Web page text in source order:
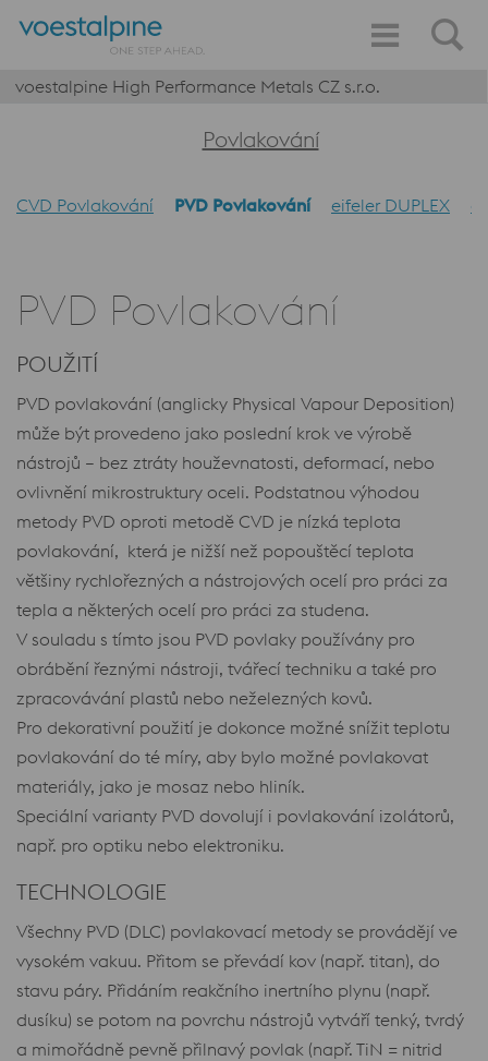
voestalpine High Performance Metals CZ s.r.o.
Povlakování
CVD Povlakování PVD Povlakování eifeler DUPLEX
PVD Povlakování
POUŽITÍ
PVD povlakování (anglicky Physical Vapour Deposition)
může být provedeno jako poslední krok ve výrobě
nástrojů – bez ztráty houževnatosti, deformací, nebo
ovlivnění mikrostruktury oceli. Podstatnou výhodou
metody PVD oproti metodě CVD je nízká teplota
povlakování, která je nižší než popouštěcí teplota
většiny rychlořezných a nástrojových ocelí pro práci za
tepla a některých ocelí pro práci za studena.
V souladu s tímto jsou PVD povlaky používány pro
obrábění řeznými nástroji, tvářecí techniku a také pro
zpracovávání plastů nebo neželezných kovů.
Pro dekorativní použití je dokonce možné snížit teplotu
povlakování do té míry, aby bylo možné povlakovat
materiály, jako je mosaz nebo hliník.
Speciální varianty PVD dovolují i povlakování izolátorů,
např. pro optiku nebo elektroniku.
TECHNOLOGIE
Všechny PVD (DLC) povlakovací metody se provádějí ve
vysokém vakuu. Přitom se převádí kov (např. titan), do
stavu páry. Přidáním reakčního inertního plynu (např.
dusíku) se potom na povrchu nástrojů vytváří tenký, tvrdý
a mimořádně pevně přilnavý povlak (např. TiN = nitrid